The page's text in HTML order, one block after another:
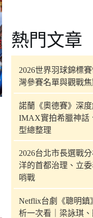
合
條
件
果
熱門文章
2026世界羽球錦標
灣參賽名單與觀戰
諾蘭《奧德賽》深
IMAX實拍希臘神話
型總整理
2026台北市長選戰
洋的首都治理、立
哨戰
Netflix台劇《聰明
析一次看｜梁詠琪